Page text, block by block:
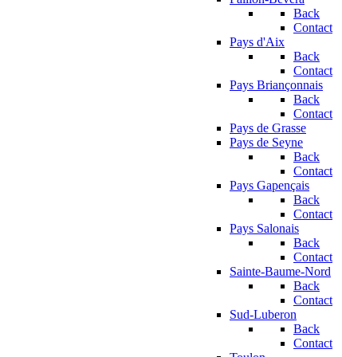
Back
Contact
Pays d'Aix
Back
Contact
Pays Briançonnais
Back
Contact
Pays de Grasse
Pays de Seyne
Back
Contact
Pays Gapençais
Back
Contact
Pays Salonais
Back
Contact
Sainte-Baume-Nord
Back
Contact
Sud-Luberon
Back
Contact